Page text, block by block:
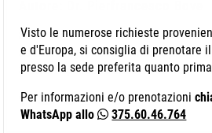
Sono il Dr. Pierfrancesco Bove, laureato
abilitato alla professione medica presso la
Studi di Napoli con il massimo dei voti.
Visto le numerose richieste
e d'Europa, si consiglia di prenotare
presso la sede preferita quanto
Per informazioni e/o prenotazioni
WhatsApp allo
375.60.46.764